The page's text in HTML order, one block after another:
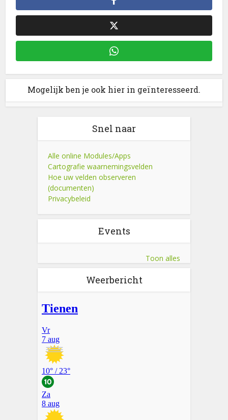
Mogelijk ben je ook hier in geïnteresseerd.
Snel naar
Alle online Modules/Apps
Cartografie waarnemingsvelden
Hoe uw velden observeren
(documenten)
Privacybeleid
Events
Toon alles
Weerbericht